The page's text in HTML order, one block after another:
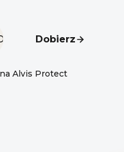
petsittera
Dobierz
Alvis Protect